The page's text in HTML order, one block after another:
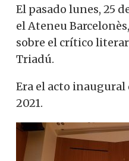
El pasado lunes, 25
el Ateneu
sobre el crítico
Triadú.
Era el acto inaugural
2021.